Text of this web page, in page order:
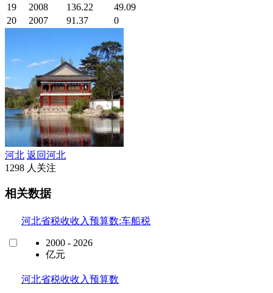
19
2008 136.22
49.09
20
2007 91.37 0
河北 返回河北
1298 人关注
相关数据
河北省税收收入预算数:车船税
2000 - 2026
亿元
河北省税收收入预算数